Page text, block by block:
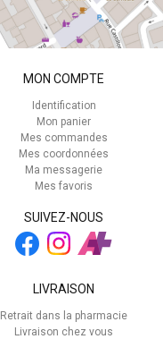
MON COMPTE
Identification
Mon panier
Mes commandes
Mes coordonnées
Ma messagerie
Mes favoris
SUIVEZ-NOUS
LIVRAISON
Retrait dans la pharmacie
Livraison chez vous